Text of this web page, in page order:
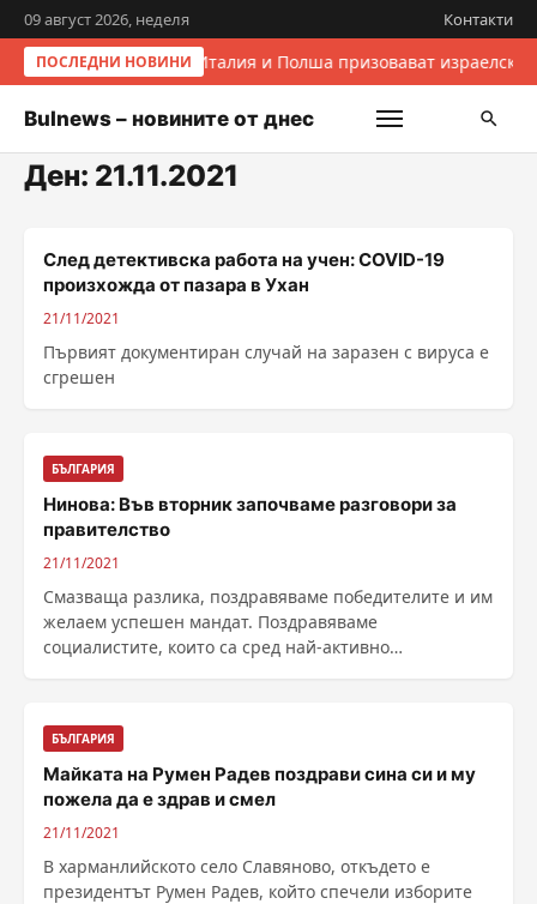
09 август 2026, неделя Контакти
ПОСЛЕДНИ НОВИНИ Италия и Полша призовават
Bulnews – новините от днес
Ден: 21.11.2021
След детективска работа на учен: COVID-19
произхожда от пазара в Ухан
21/11/2021
Първият документиран случай на заразен с вируса е
сгрешен
БЪЛГАРИЯ
Нинова: Във вторник започваме разговори за
правителство
21/11/2021
Смазваща разлика, поздравяваме победителите и им
желаем успешен мандат. Поздравяваме
социалистите, които са сред най-активно
БЪЛГАРИЯ
Майката на Румен Радев поздрави сина си и му
пожела да е здрав и смел
21/11/2021
В харманлийското село Славяново, откъдето е
президентът Румен Радев, който спечели изборите